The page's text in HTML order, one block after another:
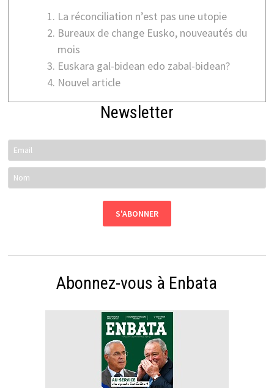
La réconciliation n’est pas une utopie
Bureaux de change Eusko, nouveautés du
mois
Euskara gal-bidean edo zabal-bidean?
Nouvel article
Newsletter
Abonnez-vous à Enbata